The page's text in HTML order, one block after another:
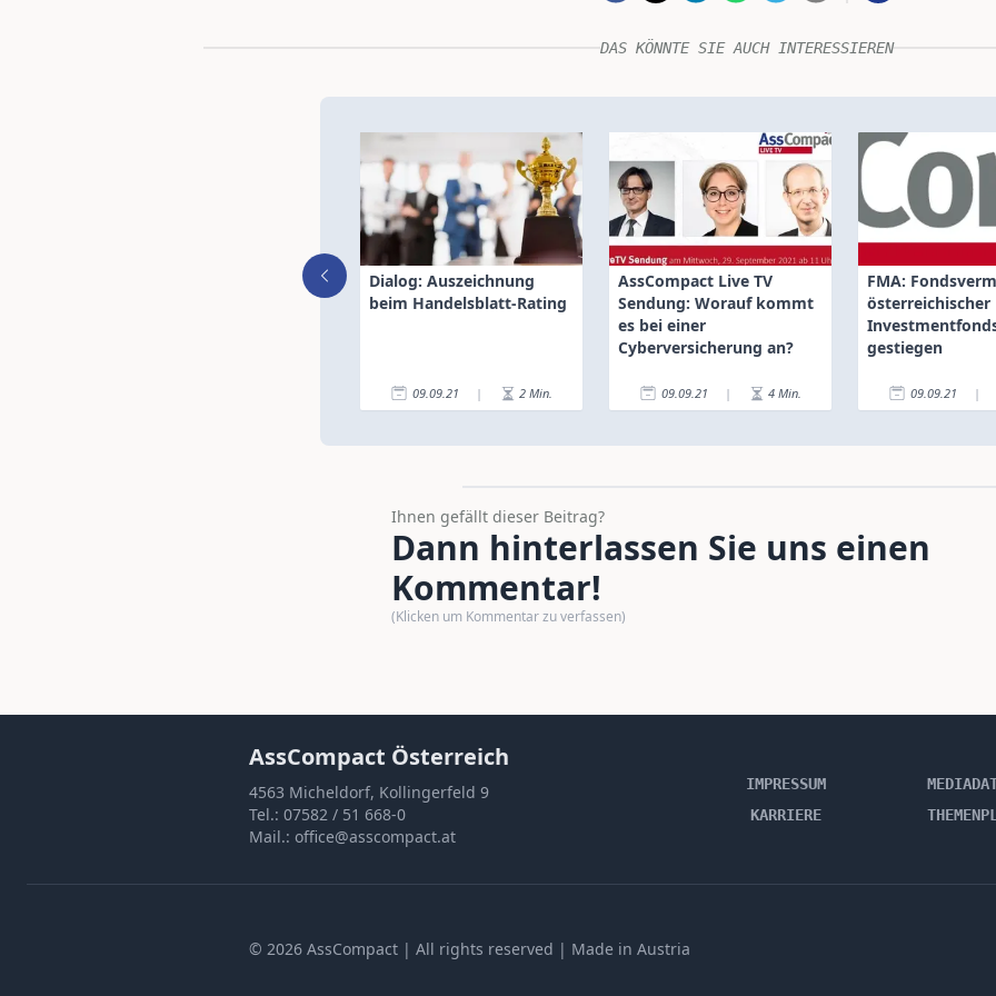
DAS KÖNNTE SIE AUCH INTERESSIEREN
Dialog: Auszeichnung
beim Handelsblatt-Rating
09.09.21 | 2 Min.
AssCompact Live TV
Sendung: Worauf kommt
es bei einer
Cyberversicherung an?
09.09.21 | 4 Min.
FMA:
österreichischer
gestiegen
09.09.21 |
Ihnen gefällt dieser Beitrag?
Dann hinterlassen Sie uns einen
Kommentar!
(Klicken um Kommentar zu verfassen)
AssCompact Österreich
4563 Micheldorf, Kollingerfeld 9
Tel.: 07582 / 51 668-0
Mail.: office@asscompact.at
IMPRESSUM
KARRIERE
© 2026 AssCompact | All rights reserved | Made in Austria